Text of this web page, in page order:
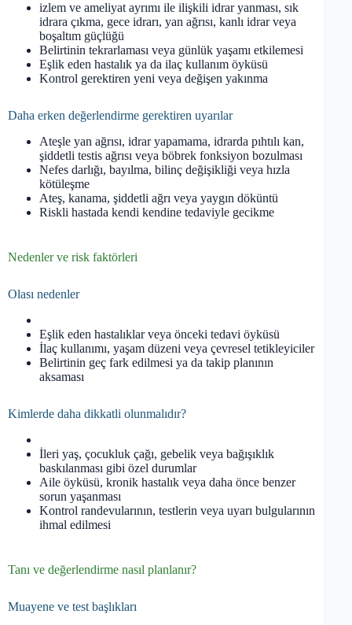
izlem ve ameliyat ayrımı ile ilişkili idrar yanması, sık
idrara çıkma, gece idrarı, yan ağrısı, kanlı idrar veya
boşaltım güçlüğü
Belirtinin tekrarlaması veya günlük yaşamı etkilemesi
Eşlik eden hastalık ya da ilaç kullanım öyküsü
Kontrol gerektiren yeni veya değişen yakınma
Daha erken değerlendirme gerektiren uyarılar
Ateşle yan ağrısı, idrar yapamama, idrarda pıhtılı kan,
şiddetli testis ağrısı veya böbrek fonksiyon bozulması
Nefes darlığı, bayılma, bilinç değişikliği veya hızla
kötüleşme
Ateş, kanama, şiddetli ağrı veya yaygın döküntü
Riskli hastada kendi kendine tedaviyle gecikme
Nedenler ve risk faktörleri
Olası nedenler
Eşlik eden hastalıklar veya önceki tedavi öyküsü
İlaç kullanımı, yaşam düzeni veya çevresel tetikleyiciler
Belirtinin geç fark edilmesi ya da takip planının
aksaması
Kimlerde daha dikkatli olunmalıdır?
İleri yaş, çocukluk çağı, gebelik veya bağışıklık
baskılanması gibi özel durumlar
Aile öyküsü, kronik hastalık veya daha önce benzer
sorun yaşanması
Kontrol randevularının, testlerin veya uyarı bulgularının
ihmal edilmesi
Tanı ve değerlendirme nasıl planlanır?
Muayene ve test başlıkları